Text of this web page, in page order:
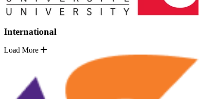
International
Load More